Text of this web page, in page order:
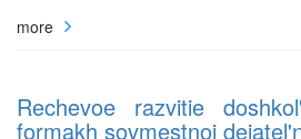
more
Rechevoe razvitie
formakh sovmestnoi